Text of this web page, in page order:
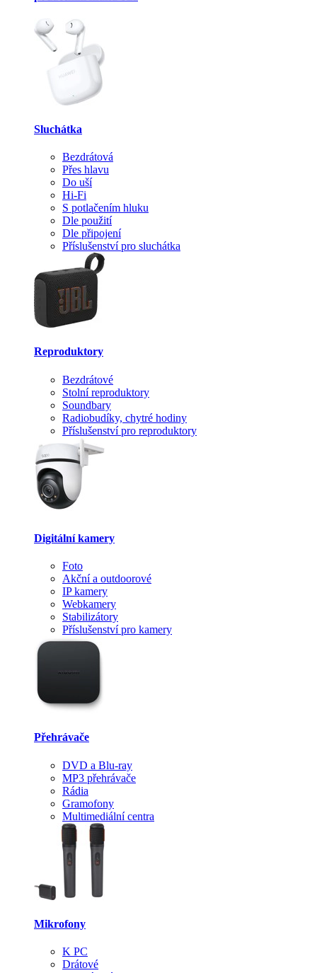
Sluchátka
Bezdrátová
Přes hlavu
Do uší
Hi-Fi
S potlačením hluku
Dle použití
Dle připojení
Příslušenství pro sluchátka
Reproduktory
Bezdrátové
Stolní reproduktory
Soundbary
Radiobudíky, chytré hodiny
Příslušenství pro reproduktory
Digitální kamery
Foto
Akční a outdoorové
IP kamery
Webkamery
Stabilizátory
Příslušenství pro kamery
Přehrávače
DVD a Blu-ray
MP3 přehrávače
Rádia
Gramofony
Multimediální centra
Mikrofony
K PC
Drátové